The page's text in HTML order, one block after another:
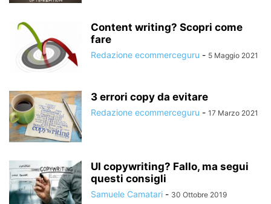
Content writing? Scopri come
fare
Redazione ecommerceguru - 5 Maggio 2021
3 errori copy da evitare
Redazione ecommerceguru - 17 Marzo 2021
UI copywriting? Fallo, ma segui
questi consigli
Samuele Camatari - 30 Ottobre 2019